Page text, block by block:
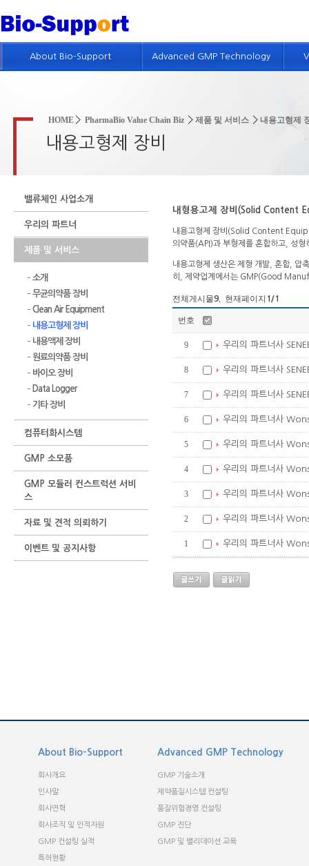
HOME PharmaBio Value Chain Biz 제품 및 서비스 내용고형제
내용고형제 장비
밸류체인 사업소개
우리의 파트너
제품 및 서비스
소개
무균의약품 장비
Clean Air Equipment
내용고형제 장비
내용액제 장비
원료의약품 장비
바이오 장비
Data Logger
기타 장비
컴퓨터화시스템
GMP 소모품
GMP 모듈러 컨스트럭션 서비
스
자료 및 견적 의뢰하기
이벤트 및 공지사항
About Bio-Support
특허현황
회사위치
인재채용정보
Advanced GMP Technology
내형용고제 장비(Solid Content
내용고형제 장비(Solid Content
의약품(API)과 부형제를 혼합하고, 성
내용고형제 생산은 제형 개발, 혼합, 압
히, 제약업계에서는 GMP(Good
전체게시물9, 현재페이지 1 /1
번호
9 우리의 파트너사
8 우리의 파트너사
7 우리의 파트너사
6 우리의 파트너사
5 우리의 파트너사
4 우리의 파트너사
3 우리의 파트너사
2 우리의 파트너사
1 우리의 파트너사